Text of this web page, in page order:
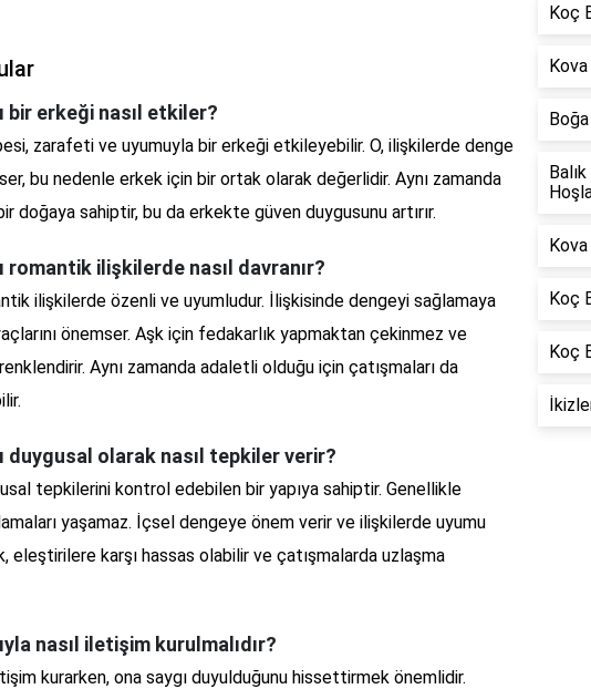
bir erkeği nasıl etkiler?
zarafeti ve uyumuyla bir erkeği etkileyebilir. O, ilişkilerde denge
bu nedenle erkek için bir ortak olarak değerlidir. Aynı zamanda
doğaya sahiptir, bu da erkekte güven duygusunu artırır.
romantik ilişkilerde nasıl davranır?
ilişkilerde özenli ve uyumludur. İlişkisinde dengeyi sağlamaya
önemser. Aşk için fedakarlık yapmaktan çekinmez ve
Aynı zamanda adaletli olduğu için çatışmaları da
duygusal olarak nasıl tepkiler verir?
tepkilerini kontrol edebilen bir yapıya sahiptir. Genellikle
yaşamaz. İçsel dengeye önem verir ve ilişkilerde uyumu
eleştirilere karşı hassas olabilir ve çatışmalarda uzlaşma
nasıl iletişim kurulmalıdır?
kurarken, ona saygı duyulduğunu hissettirmek önemlidir.
Koç
Kova
Koç
Koç